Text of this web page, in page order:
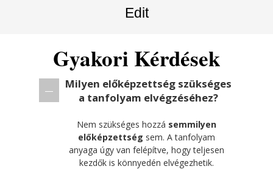
Edit
Gyakori Kérdések
Milyen előképzettség szükséges
a tanfolyam elvégzéséhez?
Nem szükséges hozzá semmilyen
előképzettség sem. A tanfolyam
anyaga úgy van felépítve, hogy teljesen
kezdők is könnyedén elvégezhetik.